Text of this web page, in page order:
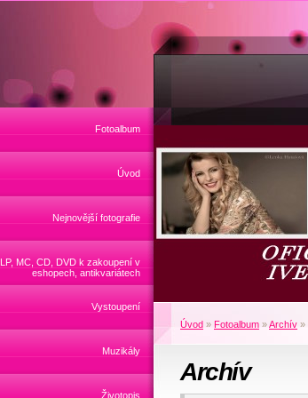
Fotoalbum
Úvod
Nejnovější fotografie
LP, MC, CD, DVD k zakoupení v
eshopech, antikvariátech
Vystoupení
Muzikály
Životopis
Úvod » Fotoalbum »Archív »
Archív